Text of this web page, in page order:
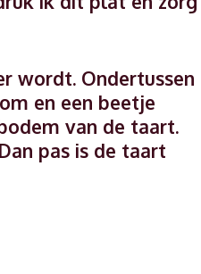
wordt. Ondertussen
en een beetje
van de taart.
pas is de taart